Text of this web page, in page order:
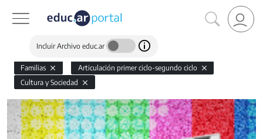
Incluir Archivo educ.ar
Familias
Articulación primer ciclo-segundo ciclo
Cultura y Sociedad